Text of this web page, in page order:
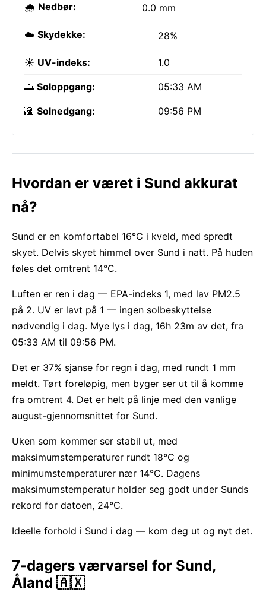
🌧️ Nedbør: 0.0 mm
☁️ Skydekke: 28%
☀️ UV-indeks: 1.0
🌅 Soloppgang: 05:33 AM
🌇 Solnedgang: 09:56 PM
Hvordan er været i Sund akkurat
nå?
Sund er en komfortabel 16°C i kveld, med spredt
skyet. Delvis skyet himmel over Sund i natt. På huden
føles det omtrent 14°C.
Luften er ren i dag — EPA-indeks 1, med lav PM2.5
på 2. UV er lavt på 1 — ingen solbeskyttelse
nødvendig i dag. Mye lys i dag, 16h 23m av det, fra
05:33 AM til 09:56 PM.
Det er 37% sjanse for regn i dag, med rundt 1 mm
meldt. Tørt foreløpig, men byger ser ut til å komme
fra omtrent 4. Det er helt på linje med den vanlige
august-gjennomsnittet for Sund.
Uken som kommer ser stabil ut, med
maksimumstemperaturer rundt 18°C og
minimumstemperaturer nær 14°C. Dagens
maksimumstemperatur holder seg godt under Sunds
rekord for datoen, 24°C.
Ideelle forhold i Sund i dag — kom deg ut og nyt det.
7-dagers værvarsel for Sund,
Åland 🇦🇽